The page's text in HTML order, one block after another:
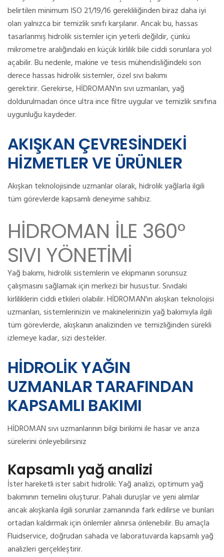
belirtilen minimum ISO 21/19/16 gerekliliğinden biraz daha iyi
olan yalnızca bir temizlik sınıfı karşılanır.Ancak bu, hassas
tasarlanmış hidrolik sistemler için yeterli değildir, çünkü
mikrometre aralığındaki en küçük kirlilik bile ciddi sorunlara yol
açabilir.Bu nedenle, makine ve tesis mühendisliğindeki son
derece hassas hidrolik sistemler, özel sıvı bakımı
gerektirir.Gerekirse, HİDROMAN'ın sıvı uzmanları, yağ
doldurulmadan önce ultra ince filtre uygular ve temizlik sınıfına
uygunluğu kaydeder.
AKIŞKAN ÇEVRESİNDEKİ
HİZMETLER VE ÜRÜNLER
Akışkan teknolojisinde uzmanlar olarak, hidrolik yağlarla ilgili
tüm görevlerde kapsamlı deneyime sahibiz.
HİDROMAN İLE 360°
SIVI YÖNETİMİ
Yağ bakımı, hidrolik sistemlerin ve ekipmanın sorunsuz
çalışmasını sağlamak için merkezi bir husustur.Sıvıdaki
kirliliklerin ciddi etkileri olabilir.HİDROMAN'ın akışkan teknolojisi
uzmanları, sistemlerinizin ve makinelerinizin yağ bakımıyla ilgili
tüm görevlerde, akışkanın analizinden ve temizliğinden sürekli
izlemeye kadar, sizi destekler.
HİDROLİK YAĞIN
UZMANLAR TARAFINDAN
KAPSAMLI BAKIMI
HİDROMAN sıvı uzmanlarının bilgi birikimi ile hasar ve arıza
sürelerini önleyebilirsiniz
Kapsamlı yağ analizi
İster hareketli ister sabit hidrolik: Yağ analizi, optimum yağ
bakımının temelini oluşturur.Pahalı duruşlar ve yeni alımlar
ancak akışkanla ilgili sorunlar zamanında fark edilirse ve bunları
ortadan kaldırmak için önlemler alınırsa önlenebilir.Bu amaçla
Fluidservice, doğrudan sahada ve laboratuvarda kapsamlı yağ
analizleri gerçekleştirir.